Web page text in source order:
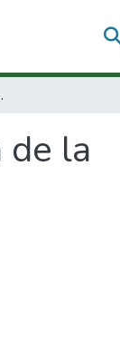
de la